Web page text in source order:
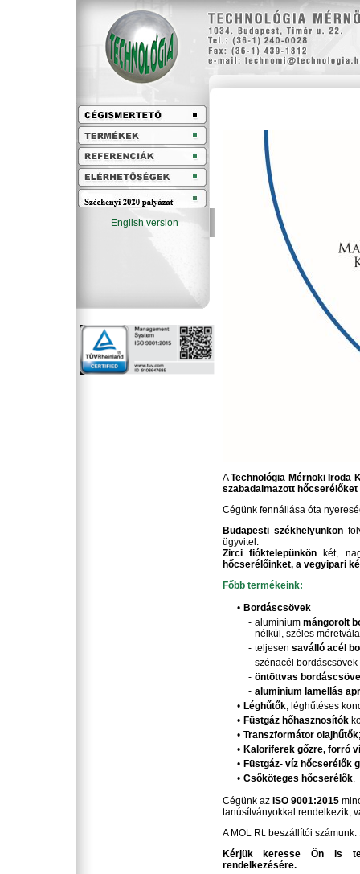
English version
ATechnológia Mérnöki Iroda
szabadalmazott
Cégünk fennállása óta
Budapesti székhelyünkön
ügyvitel.
Zirci fióktelepünkönkét,
hőcserélőinket, a vegyipari
Főbb termékeink:
• Bordáscsövek
- alumínium mángorolt
nélkül, széles
- teljesen saválló acél
- szénacél
- öntöttvas
- aluminium lamellás
• Léghűtők, léghűtéses
• Füstgáz hőhasznosítók
• Transzformátor olajhűtők;
• Kaloriferek gőzre, forró
• Füstgáz- víz hőcserélők
• Csőköteges hőcserélők.
Cégünk az ISO 9001:2015
tanúsítványokkal rendelkezik,
A MOL Rt. beszállítói számunk:
Kérjük keresse Ön is
rendelkezésére.